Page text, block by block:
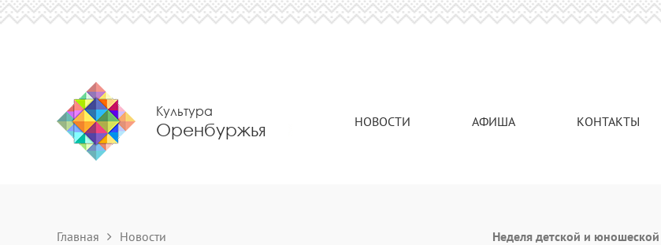
Культура
Оренбуржья НОВОСТИ АФИША КОНТАКТЫ
Главная Новости Неделя детской и юношеской